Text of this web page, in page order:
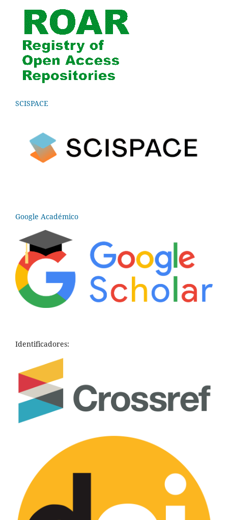
SCISPACE
Google Académico
Identificadores: